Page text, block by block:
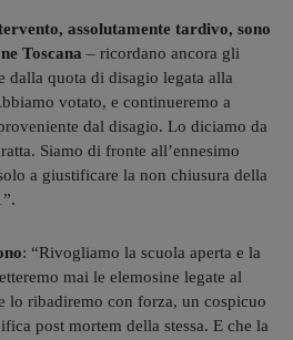
assolutamente tardivo, sono
Toscana – ricordano ancora gli
dalla quota di disagio legata alla
votato, e continueremo a
dal disagio. Lo diciamo da
Siamo di fronte all’ennesimo
a giustificare la non chiusura della
: “Rivogliamo la scuola aperta e la
mai le elemosine legate al
lo ribadiremo con forza, un cospicuo
post mortem della stessa. E che la